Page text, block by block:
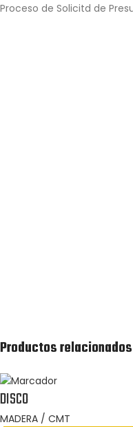
Proceso de Solicitd de
Productos relacionados
DISCO
MADERA / CMT